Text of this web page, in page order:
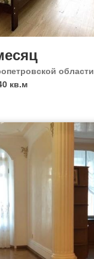
области
кв.м